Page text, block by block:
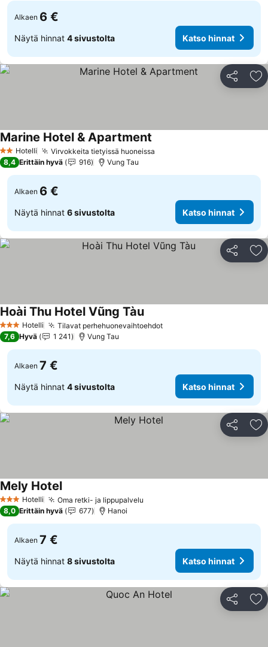
Alkaen 6 €
Näytä hinnat 4 sivustolta Katso hinnat
Jaa
2 Tähtiluokitus
Hotelli Virvokkeita tietyissä huoneissa
Marine Hotel & Apartment
8,4 Erittäin hyvä 916 Vung Tau
Alkaen 6 €
Näytä hinnat 6 sivustolta Katso hinnat
Jaa
3 Tähtiluokitus
Hotelli Tilavat perhehuonevaihtoehdot
Hoài Thu Hotel Vũng Tàu
7,6 Hyvä 1 241 Vung Tau
Alkaen 7 €
Näytä hinnat 4 sivustolta Katso hinnat
Jaa
3 Tähtiluokitus
Hotelli Oma retki- ja lippupalvelu
Mely Hotel
8,0 Erittäin hyvä 677 Hanoi
Alkaen 7 €
Näytä hinnat 8 sivustolta Katso hinnat
Jaa